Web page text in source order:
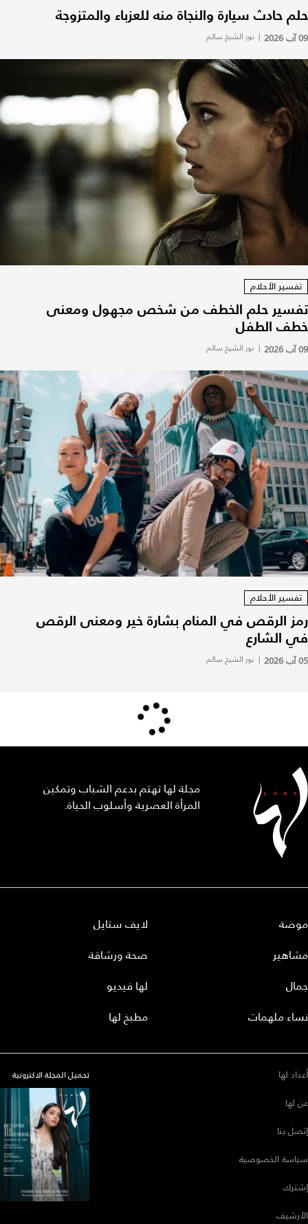
حلم حادث سيارة والنجاة منه للعزباء والمتزوجة
09 آب 2026 | نور الشيخ سالم
تفسير الأحلام
تفسير حلم الخطف من شخص مجهول ومعنى
خطف الطفل
09 آب 2026 | نور الشيخ سالم
تفسير الأحلام
رمز الرقص في المنام بشارة خير ومعنى الرقص
في الشارع
05 آب 2026 | نور الشيخ سالم
مجلة لها تهتم بدعم الشباب وتمكين
المرأة العصرية وأسلوب الحياة.
موضة
مشاهير
جمال
نساء ملهمات
لايف ستايل
صحة ورشاقة
لها فيديو
مطبخ لها
أعداد لها
عن لها
إتصل بنا
سياسة الخصوصية
إشترك
الأرشيف
تحميل المجلة الاكترونية